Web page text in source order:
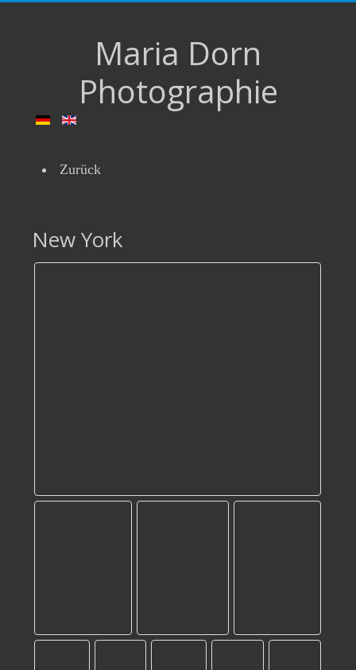
Maria Dorn
Photographie
Zurück
New York